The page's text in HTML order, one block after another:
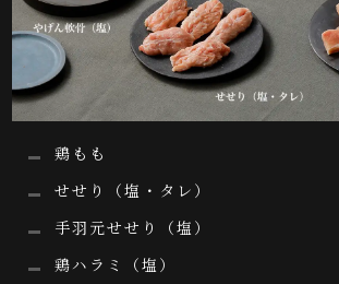
鶏もも
せせり（塩・タレ）
手羽元せせり（塩）
鶏ハラミ（塩）